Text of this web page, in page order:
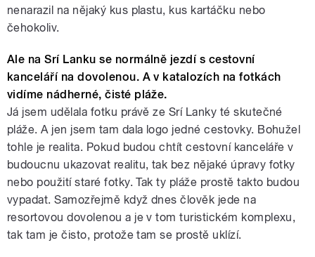
nenarazil na nějaký kus plastu, kus kartáčku nebo
čehokoliv.
Ale na Srí Lanku se normálně jezdí s cestovní
kanceláří na dovolenou. A v katalozích na fotkách
vidíme nádherné, čisté pláže.
Já jsem udělala fotku právě ze Srí Lanky té skutečné
pláže. A jen jsem tam dala logo jedné cestovky. Bohužel
tohle je realita. Pokud budou chtít cestovní kanceláře v
budoucnu ukazovat realitu, tak bez nějaké úpravy fotky
nebo použití staré fotky. Tak ty pláže prostě takto budou
vypadat. Samozřejmě když dnes člověk jede na
resortovou dovolenou a je v tom turistickém komplexu,
tak tam je čisto, protože tam se prostě uklízí.